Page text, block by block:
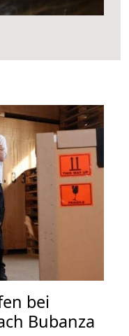
bei
Bubanza